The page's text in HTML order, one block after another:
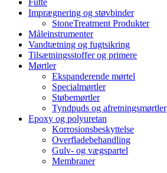
Futte
Imprægnering og støvbinder
StoneTreatment Produkter
Måleinstrumenter
Vandtætning og fugtsikring
Tilsætningsstoffer og primere
Mørtler
Ekspanderende mørtel
Specialmørtler
Støbemørtler
Tyndpuds og afretningsmørtler
Epoxy og polyuretan
Korrosionsbeskyttelse
Overfladebehandling
Gulv- og vægspartel
Membraner